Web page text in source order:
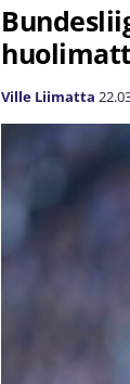
Ville Liimatta